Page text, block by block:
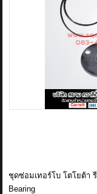
รีวิวลูกค้า2
RETURN AND
ชุดซ่อมเทอร์โบ โตโยต้า รี
Bearing